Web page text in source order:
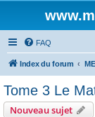
FAQ
Index du forum
Tome 3 Le
Nouveau sujet